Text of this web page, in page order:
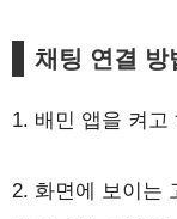
채팅 연결 방
1. 배민 앱을 켜고
2. 화면에 보이는